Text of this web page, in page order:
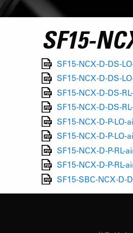
SF15-
SF15-NCX-D-DS-
SF15-NCX-D-DS-
SF15-NCX-D-DS-
SF15-NCX-D-DS-
SF15-NCX-D-P-LO-
SF15-NCX-D-P-LO-
SF15-NCX-D-P-RL-
SF15-NCX-D-P-RL-
SF15-SBC-NCX-D-